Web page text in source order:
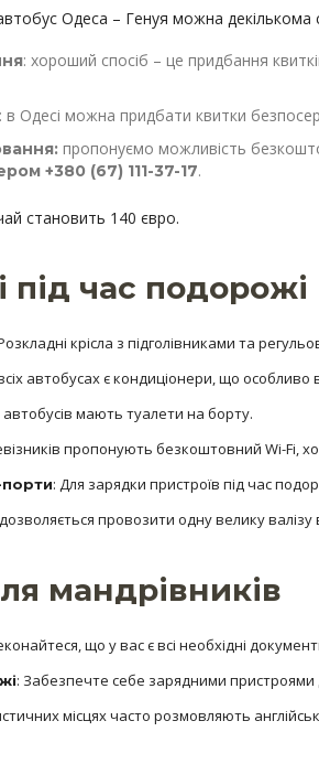
Одеса – Генуя можна декількома
: хороший спосіб – це придбання
: в Одесі можна придбати квитки
пропонуємо можливість
+380 (67) 111-37-17.
становить 140 євро.
під час подорожі
крісла з підголівниками та
автобусах є кондиціонери, що особливо
автобусів мають туалети на борту.
пропонують безкоштовний Wi-Fi,
порти: Для зарядки пристроїв під час
провозити одну велику
мандрівників
що у вас є всі необхідні
: Забезпечте себе зарядними пристроями
місцях часто розмовляють